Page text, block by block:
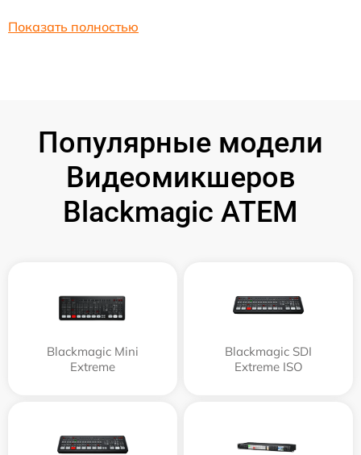
Показать полностью
Популярные модели
Видеомикшеров
Blackmagic ATEM
Blackmagic Mini
Extreme
Blackmagic SDI
Extreme ISO